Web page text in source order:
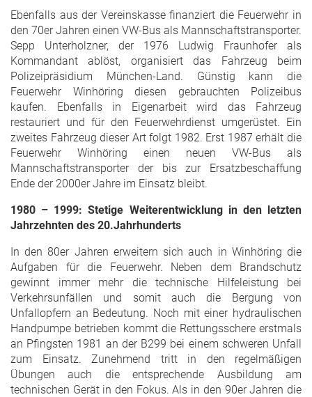
Ebenfalls aus der Vereinskasse finanziert die Feuerwehr in
den 70er Jahren einen VW-Bus als Mannschaftstransporter.
Sepp Unterholzner, der 1976 Ludwig Fraunhofer als
Kommandant ablöst, organisiert das Fahrzeug beim
Polizeipräsidium München-Land. Günstig kann die
Feuerwehr Winhöring diesen gebrauchten Polizeibus
kaufen. Ebenfalls in Eigenarbeit wird das Fahrzeug
restauriert und für den Feuerwehrdienst umgerüstet. Ein
zweites Fahrzeug dieser Art folgt 1982. Erst 1987 erhält die
Feuerwehr Winhöring einen neuen VW-Bus als
Mannschaftstransporter der bis zur Ersatzbeschaffung
Ende der 2000er Jahre im Einsatz bleibt.
1980 – 1999: Stetige Weiterentwicklung in den letzten
Jahrzehnten des 20.Jahrhunderts
In den 80er Jahren erweitern sich auch in Winhöring die
Aufgaben für die Feuerwehr. Neben dem Brandschutz
gewinnt immer mehr die technische Hilfeleistung bei
Verkehrsunfällen und somit auch die Bergung von
Unfallopfern an Bedeutung. Noch mit einer hydraulischen
Handpumpe betrieben kommt die Rettungsschere erstmals
an Pfingsten 1981 an der B299 bei einem schweren Unfall
zum Einsatz. Zunehmend tritt in den regelmäßigen
Übungen auch die entsprechende Ausbildung am
technischen Gerät in den Fokus. Als in den 90er Jahren die